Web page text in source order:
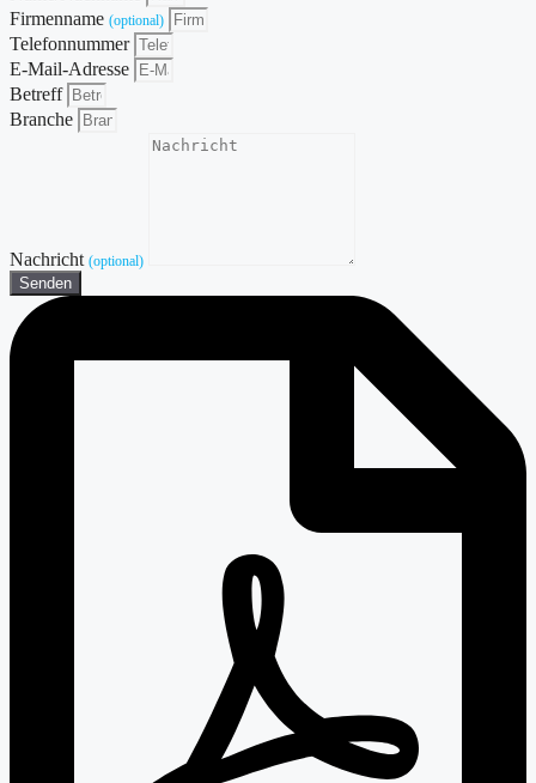
Firmenname (optional)
Telefonnummer
E-Mail-Adresse
Betreff
Branche
Nachricht (optional)
Senden